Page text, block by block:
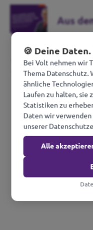
Aus
Weitere
🍪 Deine
Bei Volt nehmen wir
Thema Datenschutz.
ähnliche
Laufen zu halten, sie
Statistiken zu
Daten wir
unserer
Alle